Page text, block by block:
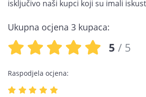
isključivo naši kupci koji su imali
Ukupna ocjena 3 kupaca:
5 / 5
Raspodjela ocjena: